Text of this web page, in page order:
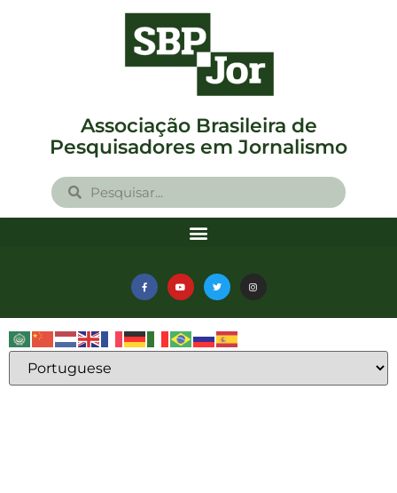
Associação Brasileira de
Pesquisadores em Jornalismo